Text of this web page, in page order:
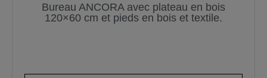
Bureau ANCORA avec plateau en bois
120×60 cm et pieds en bois et textile.